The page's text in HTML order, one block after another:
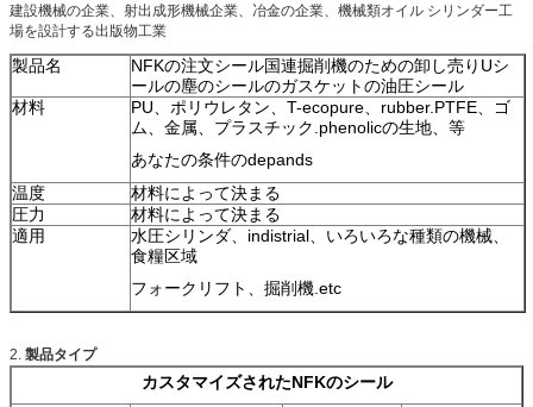
建設機械の企業、射出成形機械企業、冶金の企業、機械類オイル シリンダー工
場を設計する出版物工業
製品名
NFKの注文シール国連掘削機のための卸し売りUシ
ールの塵のシールのガスケットの油圧シール
材料
PU、ポリウレタン、T-ecopure、rubber.PTFE、ゴ
ム、金属、プラスチック.phenolicの生地、等
あなたの条件のdepands
温度
材料によって決まる
圧力
材料によって決まる
適用
水圧シリンダ、indistrial、いろいろな種類の機械、
食糧区域
フォークリフト、掘削機.etc
2. 製品タイプ
カスタマイズされたNFKのシール